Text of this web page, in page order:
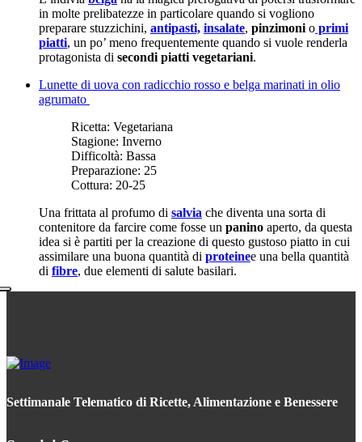
in molte prelibatezze in particolare quando si vogliono
preparare stuzzichini, antipasti, insalate, pinzimoni o primi
piatti, un po’ meno frequentemente quando si vuole renderla
protagonista di secondi piatti vegetariani.
Lunette di uova con radicchio rosso e belga marinati in olio
agrumato
Ricetta: Vegetariana
Stagione: Inverno
Difficoltà: Bassa
Preparazione: 25
Cottura: 20-25
Una frittata al profumo di salvia che diventa una sorta di
contenitore da farcire come fosse un panino aperto, da questa
idea si è partiti per la creazione di questo gustoso piatto in cui
assimilare una buona quantità di proteinee una bella quantità
di fibre, due elementi di salute basilari.
Settimanale Telematico di Ricette, Alimentazione e Benessere